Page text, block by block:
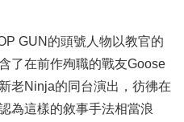
GUN的頭號人物以教官的
了在前作殉職的戰友Goose
老Ninja的同台演出，彷彿在
為這樣的敘事手法相當浪